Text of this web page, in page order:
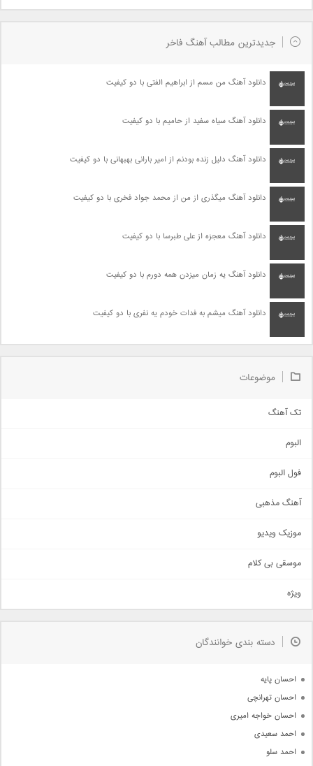
جدیدترین مطالب آهنگ فاخر
دانلود آهنگ من مسم از ابراهیم الفتی با دو کیفیت
دانلود آهنگ سیاه سفید از حامیم با دو کیفیت
دانلود آهنگ دلیل زنده بودنم از امیر بارانی بهبهانی با دو کیفیت
دانلود آهنگ میگذری از من از محمد جواد فخری با دو کیفیت
دانلود آهنگ معجزه از علی طبرسا با دو کیفیت
دانلود آهنگ یه زمان میزدن همه دورم با دو کیفیت
دانلود آهنگ میشم به فدات خودم یه نفری با دو کیفیت
موضوعات
تک آهنگ
اجتماعی
حماسی
سنتی
اهنگ بندرعباسی
دمو
مذهبی
جدیدترین ها
البوم
فول البوم
آهنگ مذهبی
موزیک ویدیو
موسقی بی کلام
ویژه
دسته بندی خوانندگان
احسان پایه
احسان تهرانچی
احسان خواجه امیری
احمد سعیدی
احمد سلو